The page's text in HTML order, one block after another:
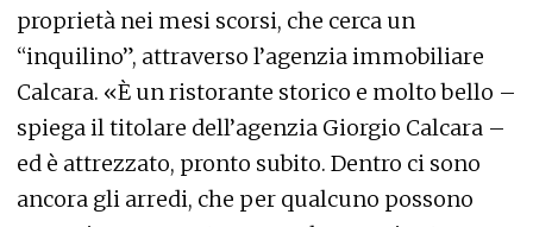
proprietà nei mesi scorsi, che cerca un
“inquilino”, attraverso l’agenzia immobiliare
Calcara. «È un ristorante storico e molto bello –
spiega il titolare dell’agenzia Giorgio Calcara –
ed è attrezzato, pronto subito. Dentro ci sono
ancora gli arredi, che per qualcuno possono